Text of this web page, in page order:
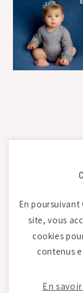
En
site, vous
cookies
contenus
En